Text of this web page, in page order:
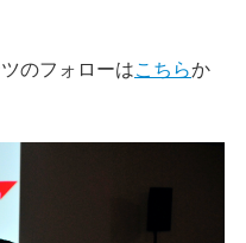
のフォローはこちらか